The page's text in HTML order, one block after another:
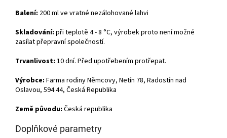
Balení: 200 ml ve vratné nezálohované lahvi
Skladování: při teplotě 4 - 8 °C, výrobek proto není možné
zasílat přepravní společností.
Trvanlivost: 10 dní. Před upotřebením protřepat.
Výrobce: Farma rodiny Němcovy, Netín 78, Radostín nad
Oslavou, 594 44, Česká Republika
Země původu: Česká republika
Doplňkové parametry